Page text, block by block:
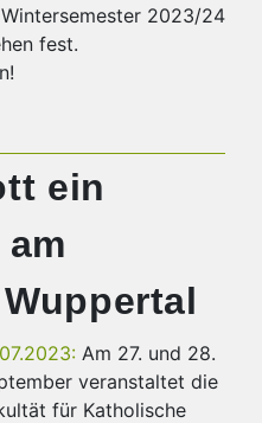
2023/24
fest.
ein
Am 27. und 28.
veranstaltet die
für Katholische